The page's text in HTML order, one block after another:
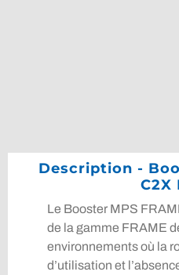
Description -
C2X
Le Booster MPS
de la gamme FRAME
environnements où la
d’utilisation et